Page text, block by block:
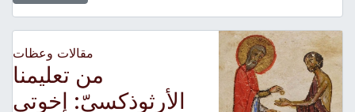
مقالات وعظات
من تعليمنا
الأرثوذكسيّ: إخوتي